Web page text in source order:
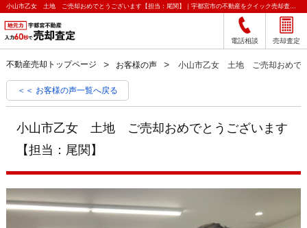
小山市乙女 土地 ご売却おめでとうございます【担当：尾関】｜宇都宮市の不動産をクイック売却査定｜宇都宮不動産
電話相談 売却査定
不動産売却トップページ お客様の声 小山市乙女 土地 ご売却おめで
＜＜ お客様の声一覧へ戻る
小山市乙女 土地 ご売却おめでとうございます
【担当：尾関】